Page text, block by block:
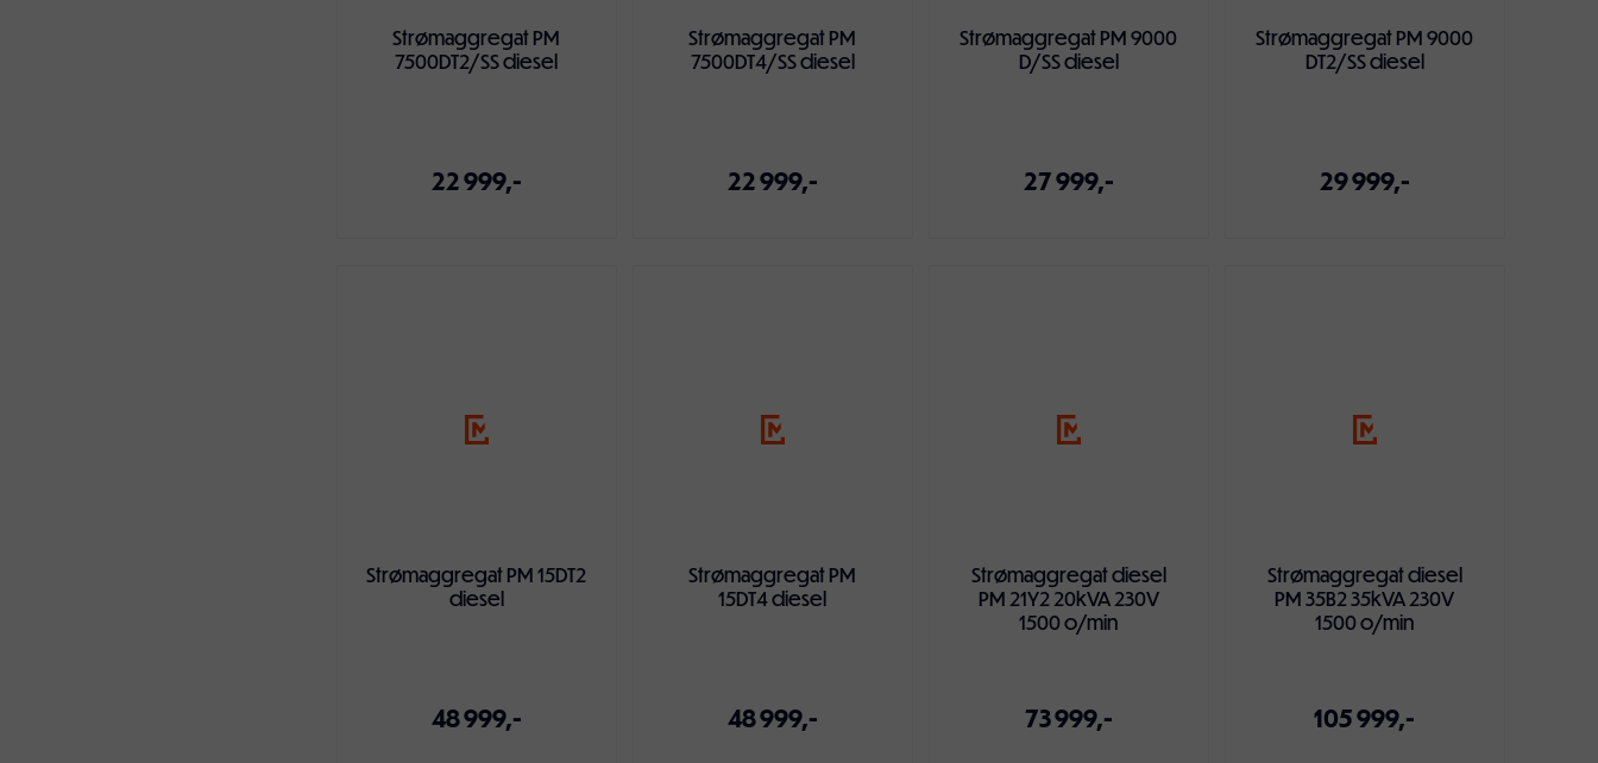
Strømaggregat PM
7500DT2/SS diesel
22 999,-
Strømaggregat PM
7500DT4/SS diesel
22 999,-
Strømaggregat PM 9000
D/SS diesel
27 999,-
Strømaggregat PM 9000
DT2/SS diesel
29 999,-
Strømaggregat PM 15DT2
diesel
48 999,-
Strømaggregat PM
15DT4 diesel
48 999,-
Strømaggregat diesel
PM 21Y2 20kVA 230V
1500 o/min
73 999,-
Strømaggregat diesel
PM 35B2 35kVA 230V
1500 o/min
105 999,-